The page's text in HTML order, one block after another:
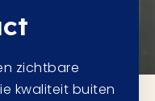
zichtbare
kwaliteit buiten